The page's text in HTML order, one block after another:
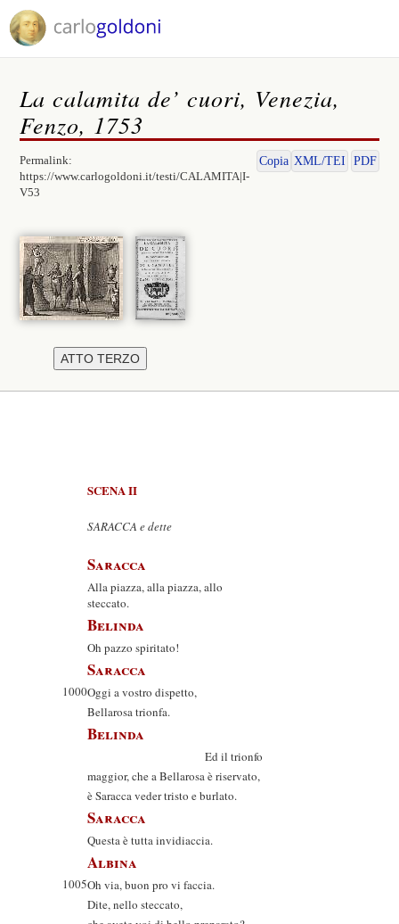
La calamita de’ cuori, Venezia,
Fenzo, 1753
Permalink:
https://www.carlogoldoni.it/testi/CALAMITA|I-
V53
Copia XML/TEI PDF
SCENA II
SARACCA e dette
Saracca
Alla piazza, alla piazza, allo
steccato.
Belinda
Oh pazzo spiritato!
Saracca
1000Oggi a vostro dispetto,
Bellarosa trionfa.
Belinda
Ed il trionfo
maggior, che a Bellarosa è riservato,
è Saracca veder tristo e burlato.
Saracca
Questa è tutta invidiaccia.
Albina
1005Oh via, buon pro vi faccia.
Dite, nello steccato,